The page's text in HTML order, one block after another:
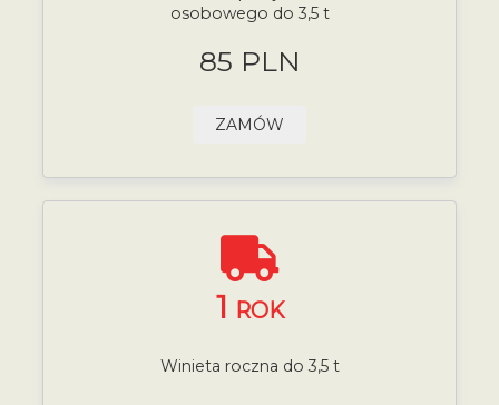
osobowego do 3,5 t
85 PLN
ZAMÓW
1 ROK
Winieta roczna do 3,5 t